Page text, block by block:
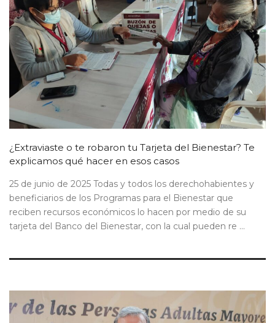
¿Extraviaste o te robaron tu Tarjeta del Bienestar? Te
explicamos qué hacer en esos casos
25 de junio de 2025 Todas y todos los derechohabientes y
beneficiarios de los Programas para el Bienestar que
reciben recursos económicos lo hacen por medio de su
tarjeta del Banco del Bienestar, con la cual pueden re ...